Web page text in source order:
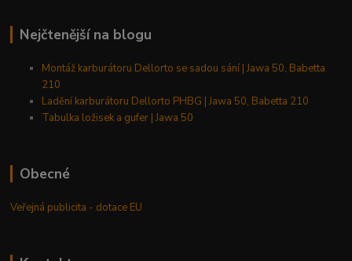
Nejčtenější na blogu
Montáž karburátoru Dellorto se sadou sání | Jawa 50, Babetta
210
Ladění karburátoru Dellorto PHBG | Jawa 50, Babetta 210
Tabulka ložisek a gufer | Jawa 50
Obecné
Veřejná publicita - dotace EU